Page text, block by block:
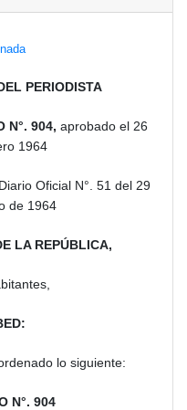
PERIODISTA
N°. 904, aprobado el 26
1964
Oficial N°. 51 del 29
de 1964
LA REPÚBLICA,
lo siguiente:
N°. 904